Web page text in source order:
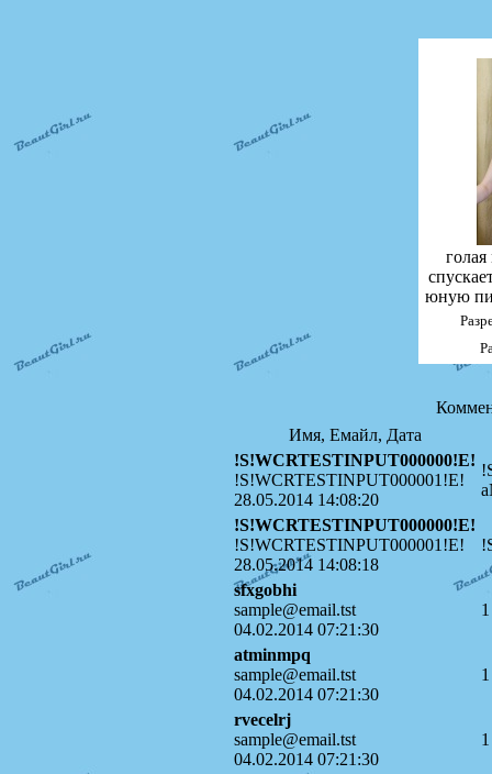
голая
юную
Имя, Емайл, Дата
!S!WCRTESTINPUT000000!E!
!S!WCRTESTINPUT000001!E!
28.05.2014 14:08:20
!S!WCRTESTINPUT000000!E!
!S!WCRTESTINPUT000001!E!
28.05.2014 14:08:18
sfxgobhi
sample@email.tst
04.02.2014 07:21:30
1
atminmpq
sample@email.tst
04.02.2014 07:21:30
1
rvecelrj
sample@email.tst
04.02.2014 07:21:30
1